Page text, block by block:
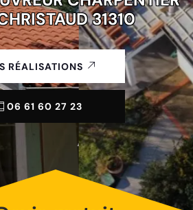
31310
RÉALISATIONS
06 61 60 27 23